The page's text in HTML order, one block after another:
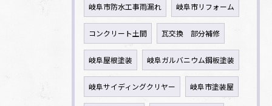
岐阜市防水工事雨漏れ 岐阜市リフォーム
コンクリート土間 瓦交換 部分補修
岐阜屋根塗装 岐阜ガルバニウム鋼板塗装
岐阜サイディングクリヤー 岐阜市塗装屋